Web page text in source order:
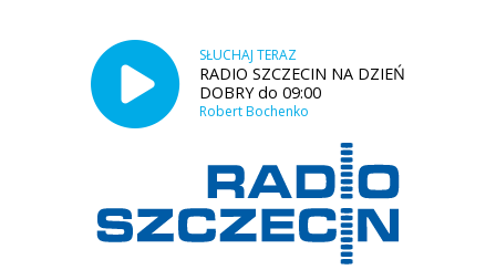
SŁUCHAJ TERAZ
RADIO SZCZECIN NA DZIEŃ
DOBRY do 09:00
Robert Bochenko